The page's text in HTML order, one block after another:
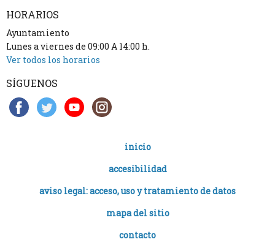
HORARIOS
Ayuntamiento
Lunes a viernes de 09:00 A 14:00 h.
Ver todos los horarios
SÍGUENOS
inicio
accesibilidad
aviso legal: acceso, uso y tratamiento de datos
mapa del sitio
contacto